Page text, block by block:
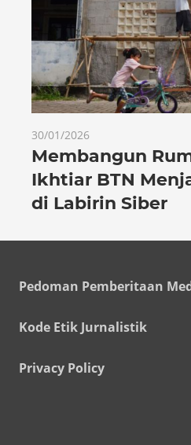
30/01/2026
Membangun
Ikhtiar BTN
di Labirin Siber
Pedoman Pemberitaan
Kode Etik Jurnalistik
Privacy Policy